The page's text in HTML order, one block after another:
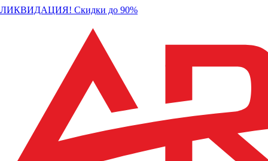
ЛИКВИДАЦИЯ! Скидки до 90%